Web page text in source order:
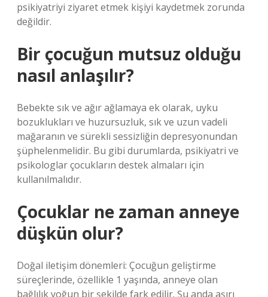
psikiyatriyi ziyaret etmek kişiyi kaydetmek zorunda
değildir.
Bir çocuğun mutsuz olduğu
nasıl anlaşılır?
Bebekte sık ve ağır ağlamaya ek olarak, uyku
bozuklukları ve huzursuzluk, sık ve uzun vadeli
mağaranın ve sürekli sessizliğin depresyonundan
şüphelenmelidir. Bu gibi durumlarda, psikiyatri ve
psikologlar çocukların destek almaları için
kullanılmalıdır.
Çocuklar ne zaman anneye
düşkün olur?
Doğal iletişim dönemleri: Çocuğun geliştirme
süreçlerinde, özellikle 1 yaşında, anneye olan
bağlılık yoğun bir şekilde fark edilir. Şu anda aşırı